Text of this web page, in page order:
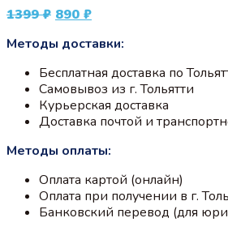
1399₽ Первоначальная
составляла
890 ₽Текущая
890 ₽.
Методы доставки:
Бесплатная доставка по
Самовывоз из г. Тольятти
Курьерская доставка
Доставка почтой и
Методы оплаты:
Оплата картой (онлайн)
Оплата при получении в г.
Банковский перевод (для